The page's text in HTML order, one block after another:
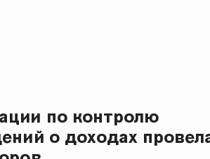
по контролю
о доходах